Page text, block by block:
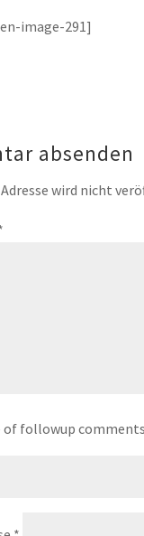
image-291]
absenden
wird nicht
followup